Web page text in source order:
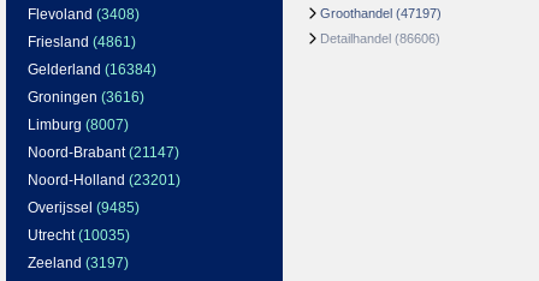
Flevoland (3408)
Friesland (4861)
Gelderland (16384)
Groningen (3616)
Limburg (8007)
Noord-Brabant(21147)
Noord-Holland (23201)
Overijssel (9485)
Utrecht(10035)
Zeeland (3197)
Groothandel (47197)
Detailhandel (86606)